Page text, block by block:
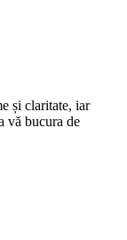
și claritate, iar
vă bucura de